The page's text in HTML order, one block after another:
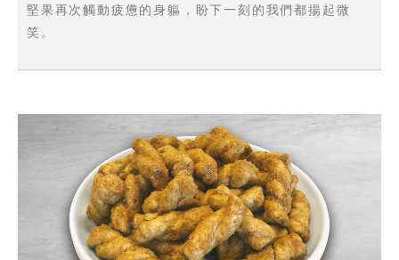
堅果再次觸動疲憊的身軀，盼下一刻的我們都揚起微
笑。